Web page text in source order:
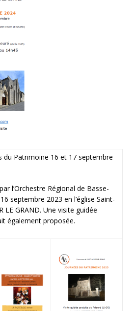
du Patrimoine 16 et 17 septembre
l’Orchestre Régional de Basse-
septembre 2023 en l’église Saint-
LE GRAND. Une visite guidée
également proposée.